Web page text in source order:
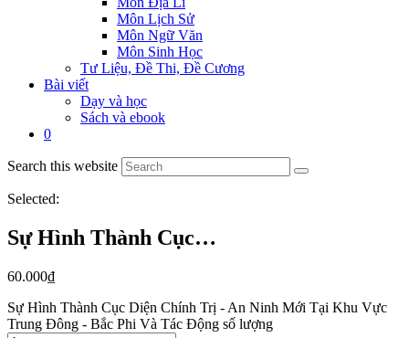
Môn Lịch Sử
Môn Ngữ Văn
Môn Sinh Học
Tư Liệu, Đề Thi, Đề Cương
Bài viết
Dạy và học
Sách và ebook
0
Search this website
Selected:
Sự Hình Thành Cục…
60.000₫
Sự Hình Thành Cục Diện Chính Trị - An Ninh Mới Tại Khu Vực
Trung Đông - Bắc Phi Và Tác Động số lượng